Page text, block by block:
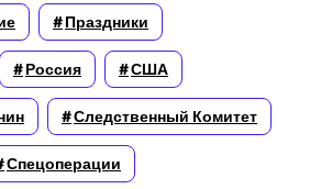
Праздники
Россия США
Следственный Комитет
Спецоперации